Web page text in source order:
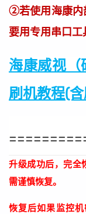
②若使用海康内
要用专用串口工
海康威视（
刷机教程(含
升级成功后，完全
需谨慎恢复。
恢复后如果监控